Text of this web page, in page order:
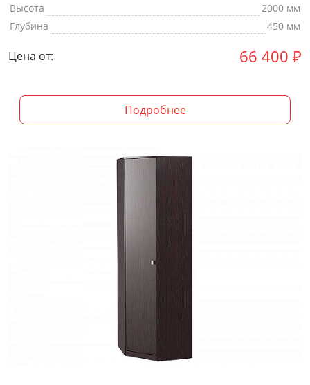
Высота
2000 мм
Глубина
450 мм
Цена от: 66 400 ₽
Подробнее